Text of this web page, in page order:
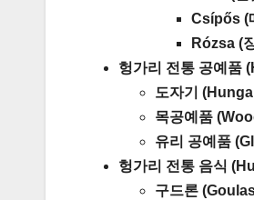
Csípős (
Rózsa (
헝가리 전통 공예품
도자기
목공예품
유리 공예품
헝가리 전통 음식
구드론